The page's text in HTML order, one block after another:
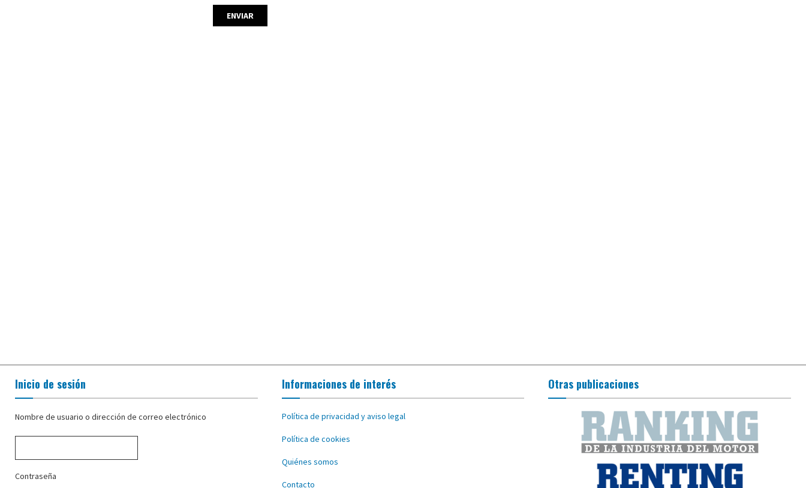
Inicio de sesión
Nombre de usuario o dirección de correo electrónico
Contraseña
Informaciones de interés
Política de privacidad y aviso legal
Política de cookies
Quiénes somos
Contacto
Otras publicaciones